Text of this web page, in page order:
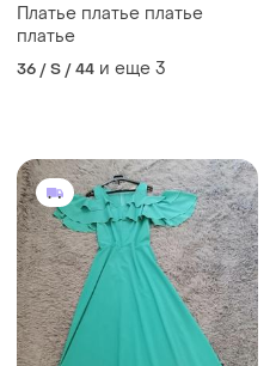
Платье платье платье
платье
36 / S / 44 и еще 3